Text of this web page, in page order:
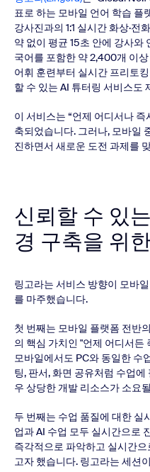
표로 하는 모바일 언어 학습 플
강사진과의 1:1 실시간 화상·
약 없이 평균 15초 안에 강사와
국어를 포함한 약 2,400개 이
어휘 훈련부터 실시간 프리토
할 수 있는 AI 튜터링 서비스도
이 서비스는 “언제 어디서나
축되었습니다. 그러나, 모바일
진하면서 새로운 도전 과제를
신뢰할 수 있
경 구축을 위
링고라는 서비스 방향이 모바
를 마주했습니다.
첫 번째는 모바일 플랫폼 전반
의 핵심 가치인 "언제 어디서든
모바일에서도 PC와 동일한 수
팅, 판서, 화면 공유처럼 수업
우 상당한 개발 리소스가 소요
두 번째는 수업 품질에 대한 실
업과 AI 수업 모두 실시간으로
즉각적으로 파악하고 실시간
고자 했습니다. 링고라는 세션